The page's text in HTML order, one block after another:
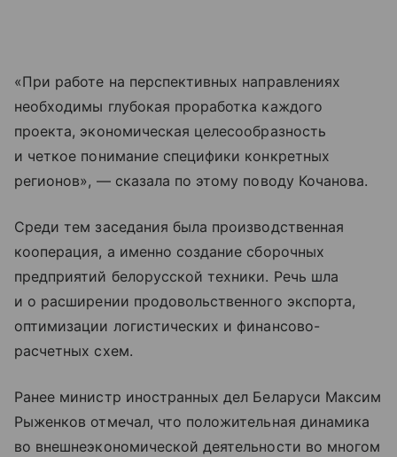
«При работе на перспективных направлениях
необходимы глубокая проработка каждого
проекта, экономическая целесообразность
и четкое понимание специфики конкретных
регионов», — сказала по этому поводу Кочанова.
Среди тем заседания была производственная
кооперация, а именно создание сборочных
предприятий белорусской техники. Речь шла
и о расширении продовольственного экспорта,
оптимизации логистических и финансово-
расчетных схем.
Ранее министр иностранных дел Беларуси Максим
Рыженков отмечал, что положительная динамика
во внешнеэкономической деятельности во многом